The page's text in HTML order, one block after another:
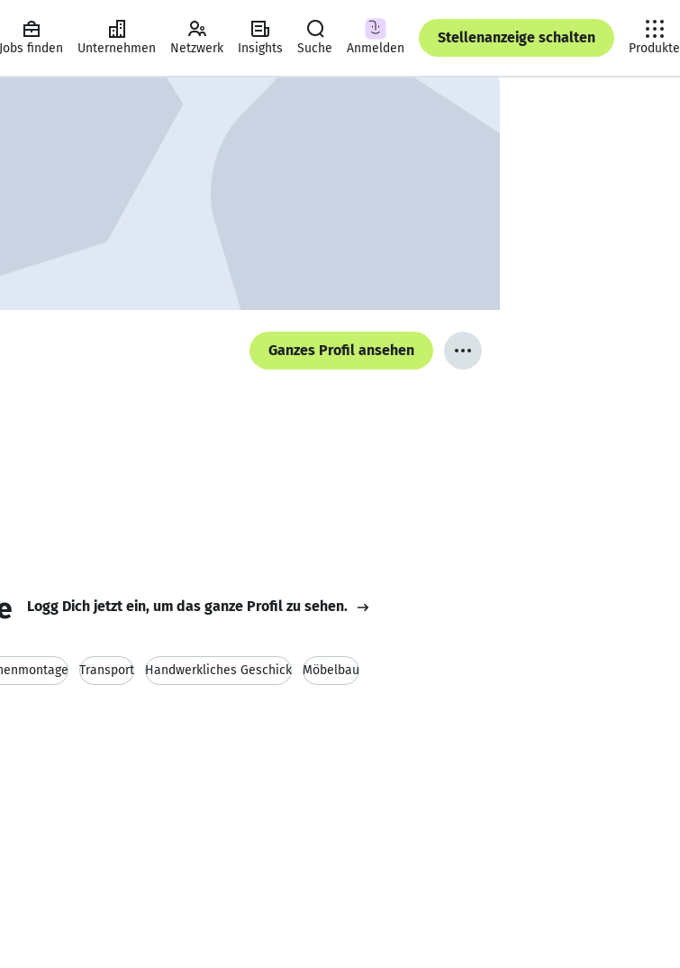
Jobs finden Unternehmen Netzwerk Insights Suche Anmelden
Stellenanzeige schalten
Produkte
Ganzes Profil ansehen
Logg Dich jetzt ein, um das ganze Profil zu sehen.
Transport Handwerkliches Geschick Möbelbau